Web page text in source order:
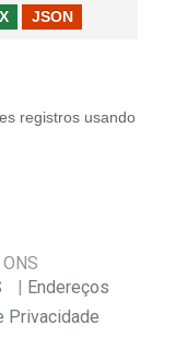
JSON
registros usando
Endereços
Privacidade